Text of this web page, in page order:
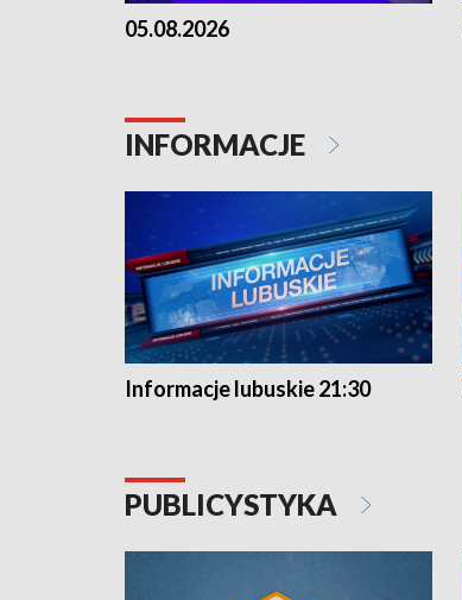
05.08.2026
INFORMACJE
Informacje lubuskie 21:30
PUBLICYSTYKA